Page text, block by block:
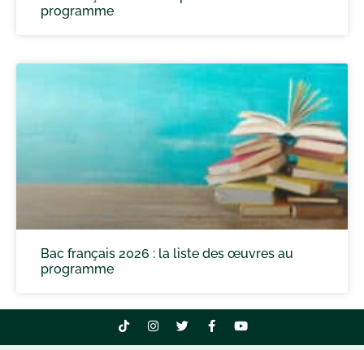
programme
Bac français 2026 : la liste des œuvres au
programme